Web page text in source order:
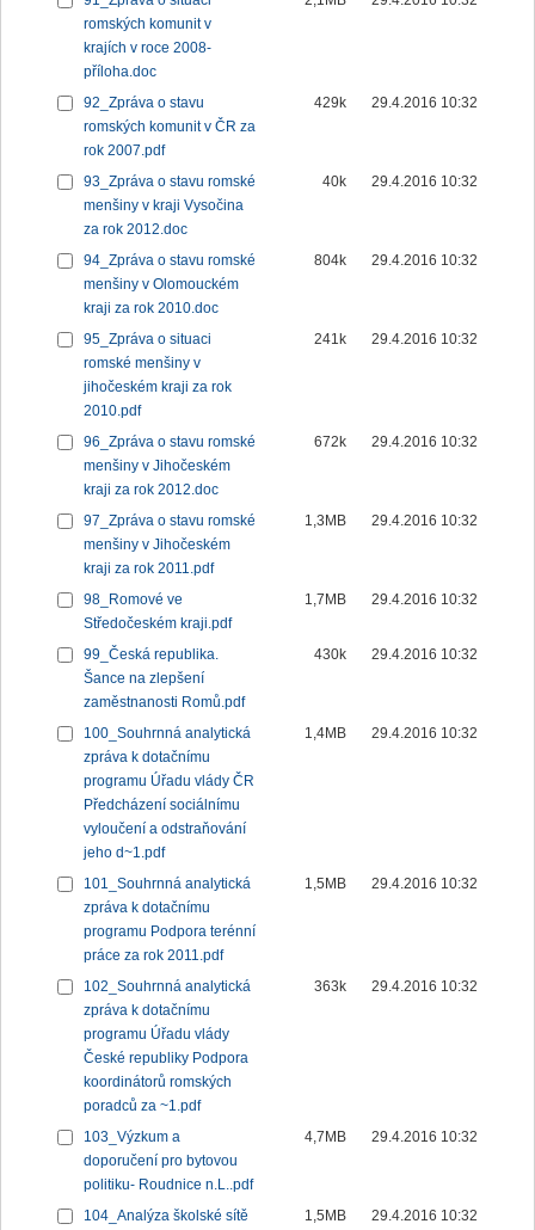
romských komunit v
krajích v roce 2008-
příloha.doc
92_Zpráva o stavu
romských komunit v ČR za
rok 2007.pdf
429k 29.4.2016 10:32
93_Zpráva o stavu romské
menšiny v kraji Vysočina
za rok 2012.doc
40k 29.4.2016 10:32
94_Zpráva o stavu romské
menšiny v Olomouckém
kraji za rok 2010.doc
804k 29.4.2016 10:32
95_Zpráva o situaci
romské menšiny v
jihočeském kraji za rok
2010.pdf
241k 29.4.2016 10:32
96_Zpráva o stavu romské
menšiny v Jihočeském
kraji za rok 2012.doc
672k 29.4.2016 10:32
97_Zpráva o stavu romské
menšiny v Jihočeském
kraji za rok 2011.pdf
1,3MB 29.4.2016 10:32
98_Romové ve
Středočeském kraji.pdf
1,7MB 29.4.2016 10:32
99_Česká republika.
Šance na zlepšení
zaměstnanosti Romů.pdf
430k 29.4.2016 10:32
100_Souhrnná analytická
zpráva k dotačnímu
programu Úřadu vlády ČR
Předcházení sociálnímu
vyloučení a odstraňování
jeho d~1.pdf
1,4MB 29.4.2016 10:32
101_Souhrnná analytická
zpráva k dotačnímu
programu Podpora terénní
práce za rok 2011.pdf
1,5MB 29.4.2016 10:32
102_Souhrnná analytická
zpráva k dotačnímu
programu Úřadu vlády
České republiky Podpora
koordinátorů romských
poradců za ~1.pdf
363k 29.4.2016 10:32
103_Výzkum a
doporučení pro bytovou
politiku- Roudnice n.L..pdf
4,7MB 29.4.2016 10:32
104_Analýza školské sítě
1,5MB 29.4.2016 10:32